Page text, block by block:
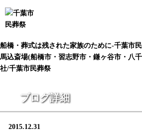
船橋・葬式は残された家族のために-千葉市
馬込斎場(船橋市・習志野市・鎌ヶ谷市・八
社/千葉市民葬祭
ブログ詳細
2015.12.31